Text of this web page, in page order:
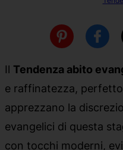
Il Tendenza abito
e raffinatezza,
apprezzano la
evangelici di questa
con tocchi moderni,